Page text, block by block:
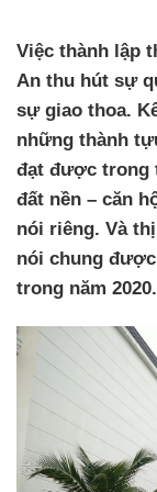
Việc thành lập
An thu hút sự
sự giao thoa.
những thành
đạt được trong
đất nền – căn
nói riêng. Và
nói chung
trong năm 2020.